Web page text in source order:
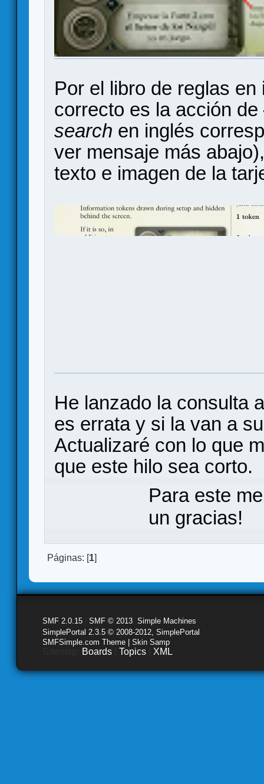
Por el libro de reglas
correcto es la acción de
search en inglés
ver mensaje más
texto e imagen de la
He lanzado la consulta
es errata y si la van a
Actualizaré con lo que
que este hilo sea corto.
Para este
un gracias!
Páginas: [1]
SMF 2.0.15 SMF © 2013 Simple Machines
SimplePortal 2.3.5 © 2008-2012, SimplePortal
SMFSimple.com Theme | Skin Samp
Boards Topics XML